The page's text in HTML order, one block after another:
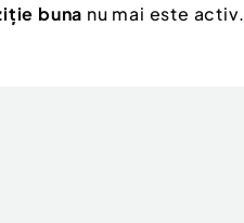
buna nu mai este activ.